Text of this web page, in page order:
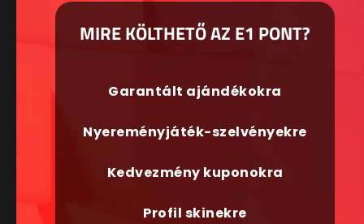
MIRE KÖLTHETŐ AZ E1 PONT?
Garantált ajándékokra
Nyereményjáték-szelvényekre
Kedvezmény kuponokra
Profil skinekre